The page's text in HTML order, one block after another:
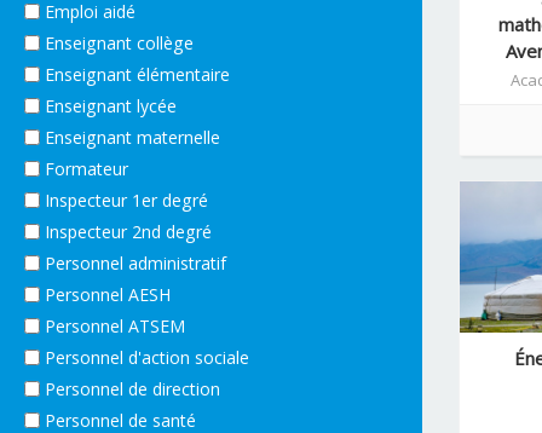
Emploi aidé
Enseignant collège
Enseignant élémentaire
Enseignant lycée
Enseignant maternelle
Formateur
Inspecteur 1er degré
Inspecteur 2nd degré
Personnel administratif
Personnel AESH
Personnel ATSEM
Personnel d'action sociale
Personnel de direction
Personnel de santé